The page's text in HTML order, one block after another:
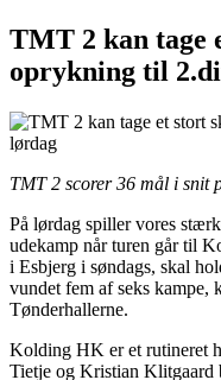
TMT 2 kan tage
oprykning til
TMT 2 scorer 36 mål i snit
På lørdag spiller vores
udekamp når turen går til
i Esbjerg i søndags, skal
vundet fem af seks
Tønderhallerne.
Kolding HK er et rutineret
Tietje og Kristian Klitgaard